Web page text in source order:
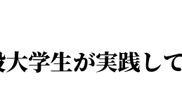
大学生が実践